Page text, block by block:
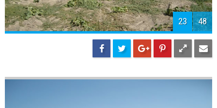
25 48